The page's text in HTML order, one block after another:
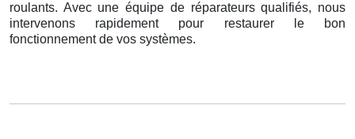
roulants. Avec une équipe de réparateurs qualifiés, nous
intervenons rapidement pour restaurer le bon
fonctionnement de vos systèmes.